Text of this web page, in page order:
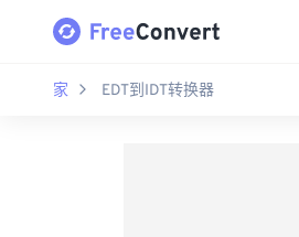
家 EDT到IDT转换器